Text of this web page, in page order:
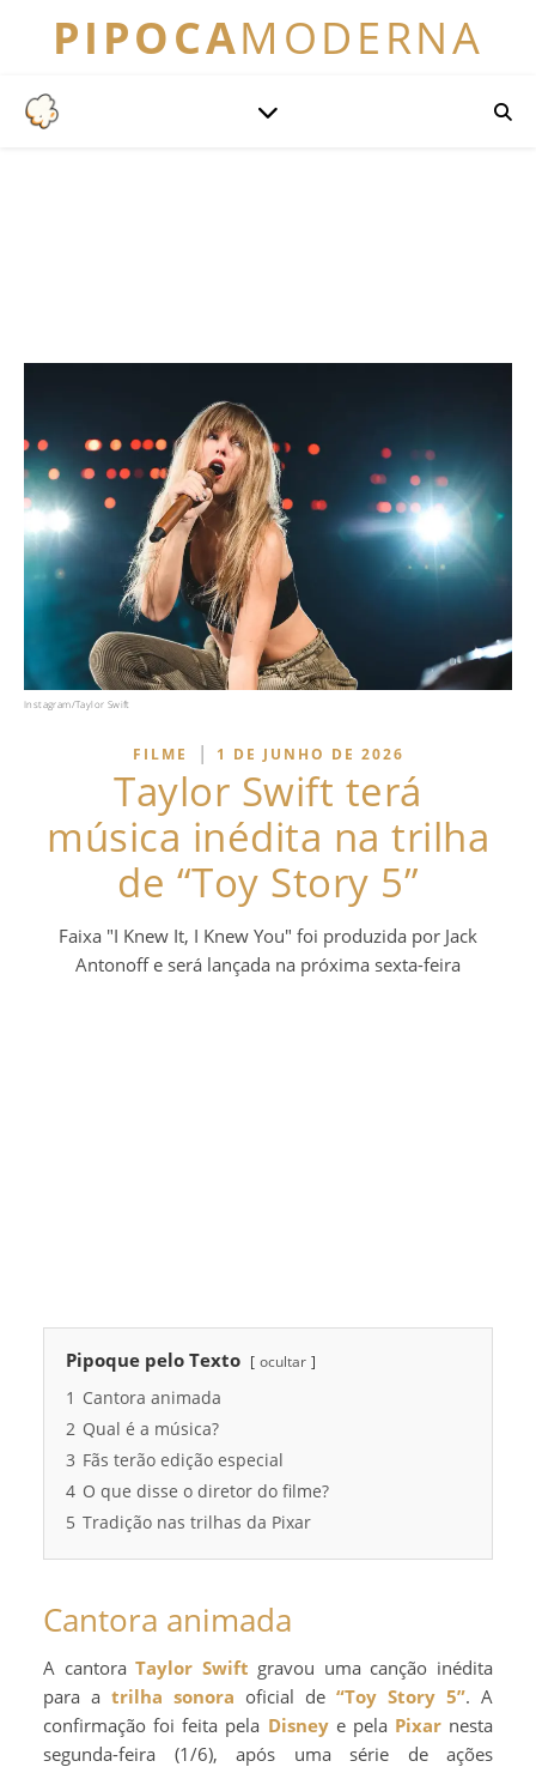
PIPOCAMODERNA
Instagram/Taylor Swift
FILME | 1 DE JUNHO DE 2026
Taylor Swift terá
música inédita na trilha
de “Toy Story 5”
Faixa "I Knew It, I Knew You" foi produzida por Jack
Antonoff e será lançada na próxima sexta-feira
Pipoque pelo Texto ocultar
1 Cantora animada
2 Qual é a música?
3 Fãs terão edição especial
4 O que disse o diretor do filme?
5 Tradição nas trilhas da Pixar
Cantora animada
A cantoraTaylor Swift gravou uma canção inédita
para a trilha sonora oficial de “Toy Story 5”. A
confirmação foi feita pela Disneye pela Pixarnesta
segunda-feira (1/6), após uma série de ações